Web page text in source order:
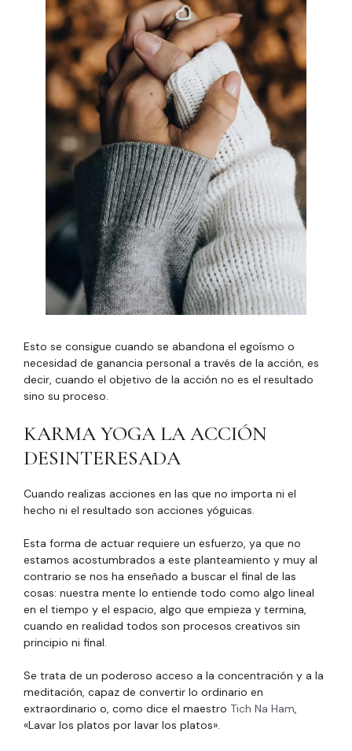
Esto se consigue cuando se abandona el egoísmo o
necesidad de ganancia personal a través de la acción, es
decir, cuando el objetivo de la acción no es el resultado
sino su proceso.
KARMA YOGA LA ACCIÓN
DESINTERESADA
Cuando realizas acciones en las que no importa ni el
hecho ni el resultado son acciones yóguicas.
Esta forma de actuar requiere un esfuerzo, ya que no
estamos acostumbrados a este planteamiento y muy al
contrario se nos ha enseñado a buscar el final de las
cosas: nuestra mente lo entiende todo como algo lineal
en el tiempo y el espacio, algo que empieza y termina,
cuando en realidad todos son procesos creativos sin
principio ni final.
Se trata de un poderoso acceso a la concentración y a la
meditación, capaz de convertir lo ordinario en
extraordinario o, como dice el maestro Tich Na Ham,
«Lavar los platos por lavar los platos».